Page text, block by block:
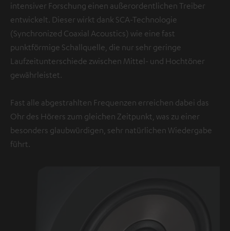
intensiver Forschung einen außerordentlichen Treiber
entwickelt. Dieser wirkt dank SCA-Technologie
(Synchronized Coaxial Acoustics) wie eine fast
punktförmige Schallquelle, die nur sehr geringe
Laufzeitunterschiede zwischen Mittel- und Hochtöner
gewährleistet.
Fast alle abgestrahlten Frequenzen erreichen dabei das
Ohr des Hörers zum gleichen Zeitpunkt, was zu einer
besonders glaubwürdigen, sehr natürlichen Wiedergabe
führt.